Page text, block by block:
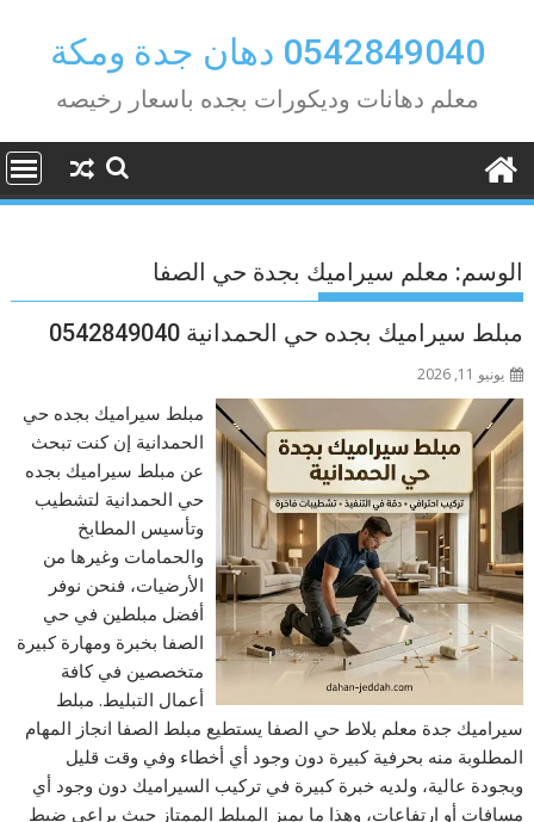
content0542849040 دهان جدة ومكة
معلم دهانات وديكورات بجده باسعار رخيصه
الوسم: معلم سيراميك بجدة حي الصفا
مبلط سيراميك بجده حي الحمدانية 0542849040
يونيو 11, 2026
مبلط سيراميك بجده حي
الحمدانية إن كنت تبحث
عن مبلط سيراميك بجده
حي الحمدانية لتشطيب
وتأسيس المطابخ
والحمامات وغيرها من
الأرضيات، فنحن نوفر
أفضل مبلطين في حي
الصفا بخبرة ومهارة كبيرة
متخصصين في كافة
أعمال التبليط. مبلط
سيراميك جدة معلم بلاط حي الصفا يستطيع مبلط الصفا انجاز المهام
المطلوبة منه بحرفية كبيرة دون وجود أي أخطاء وفي وقت قليل
وبجودة عالية، ولديه خبرة كبيرة في تركيب السيراميك دون وجود أي
مسافات أو ارتفاعات، وهذا ما يميز المبلط الممتاز حيث يراعي ضبط